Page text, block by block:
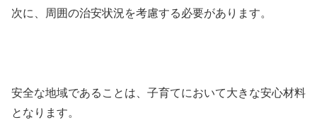
次に、周囲の治安状況を考慮する必要があります。
安全な地域であることは、子育てにおいて大きな安心材料
となります。